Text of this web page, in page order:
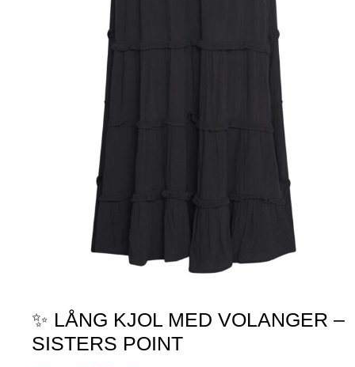
✨ LÅNG KJOL MED VOLANGER –
SISTERS POINT